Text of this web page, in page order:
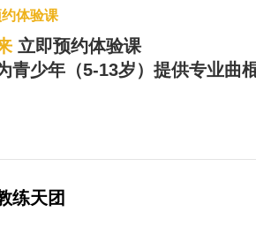
体验课
立即预约体验课
青少年（5-13岁）提供专业曲
练天团